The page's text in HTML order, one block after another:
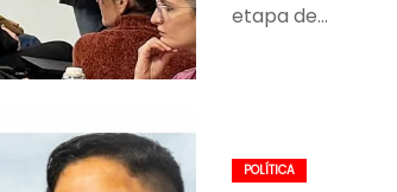
etapa de…
POLÍTICA